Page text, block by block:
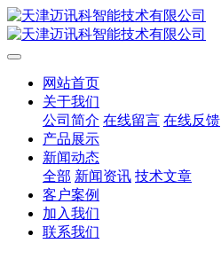
网站首页
关于我们
公司简介 在线留言 在线反馈
产品展示
新闻动态
全部 新闻资讯 技术文章
客户案例
加入我们
联系我们